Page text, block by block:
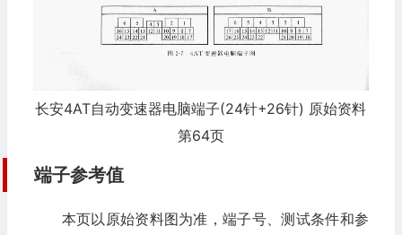
长安4AT自动变速器电脑端子(24针+26针) 原始资料
第64页
端子参考值
本页以原始资料图为准，端子号、测试条件和参